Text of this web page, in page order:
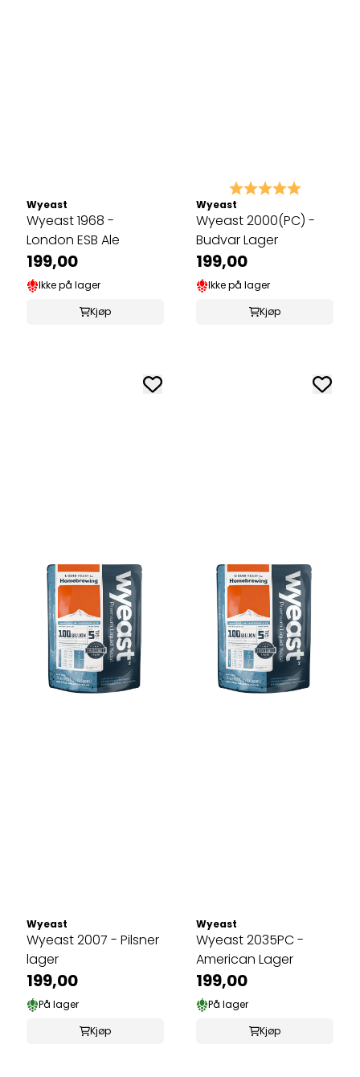
Wyeast
Wyeast 1968 -
London ESB Ale
199,00
Ikke på lager
Kjøp
Karakter: 5.0 av 5
Wyeast
Wyeast 2000(PC) -
Budvar Lager
199,00
Ikke på lager
Kjøp
Wyeast
Wyeast 2007 - Pilsner
lager
199,00
På lager
Kjøp
Wyeast
Wyeast 2035PC -
American Lager
199,00
På lager
Kjøp